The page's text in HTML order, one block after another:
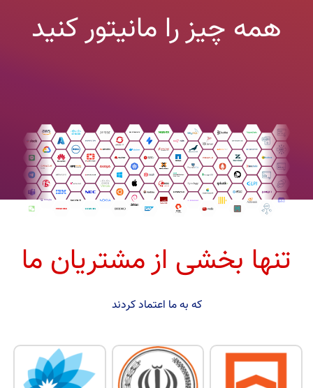
همه چیز را مانیتور کنید
تنها بخشی از مشتریان ما
که به ما اعتماد کردند